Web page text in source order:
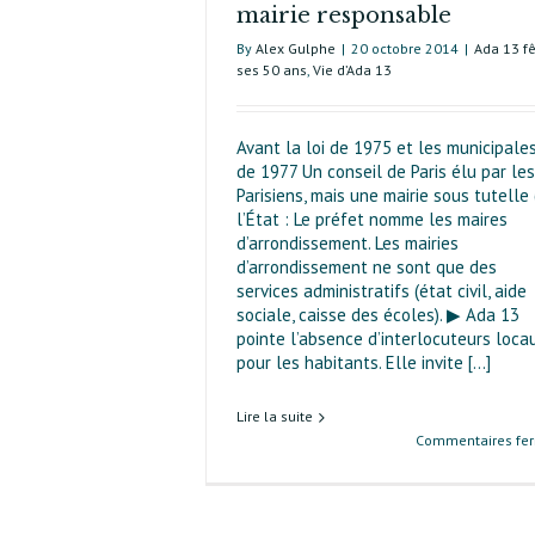
mairie responsable
By Alex Gulphe | 20 octobre 2014 | Ada 13
ses 50 ans, Vie d’Ada 13
Avant la loi de 1975 et les municipales
de 1977 Un conseil de Paris élu par les
Parisiens, mais une mairie sous tutelle
l’État : Le préfet nomme les maires
d’arrondissement. Les mairies
d’arrondissement ne sont que des
services administratifs (état civil, aide
sociale, caisse des écoles). ▶ Ada 13
pointe l’absence d’interlocuteurs
pour les habitants. Elle invite [...]
Lire la suite
Commentaires